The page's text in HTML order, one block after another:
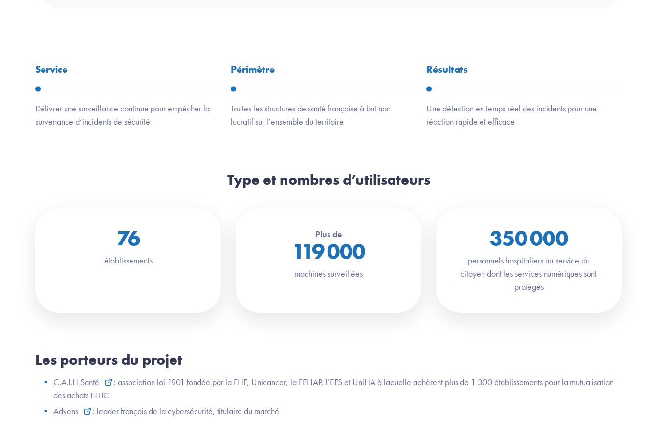
Service
Délivrer une surveillance continue pour empêcher la
survenance d’incidents de sécurité
Périmètre
Toutes les structures de santé française à but non
lucratif sur l’ensemble du territoire
Résultats
Une détection en temps réel des incidents pour une
réaction rapide et efficace
Type et nombres d’utilisateurs
76
établissements
Plus de
119 000
machines surveillées
350 000
personnels hospitaliers au service du
citoyen dont les services numériques sont
protégés
Les porteurs du projet
C.A.I.H Santé
: association loi 1901 fondée par la FHF, Unicancer, la FEHAP, l’EFS et UniHA à laquelle adhèrent plus de 1 300 établissements pour la mutualisation
des achats NTIC
Advens
: leader français de la cybersécurité, titulaire du marché